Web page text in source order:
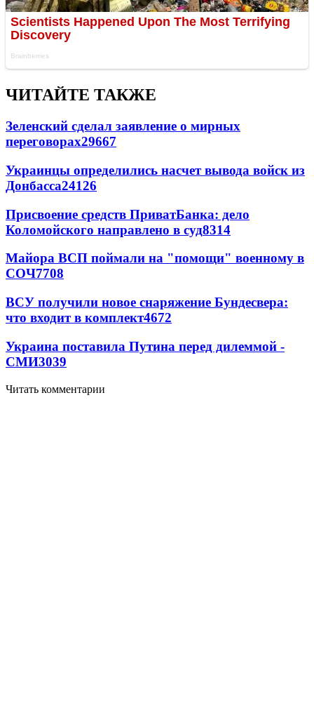
ЧИТАЙТЕ ТАКЖЕ
Зеленский сделал заявление о мирных
переговорах29667
Украинцы определились насчет вывода войск из
Донбасса24126
Присвоение средств ПриватБанка: дело
Коломойского направлено в суд8314
Майора ВСП поймали на "помощи" военному в
СОЧ7708
ВСУ получили новое снаряжение Бундесвера:
что входит в комплект4672
Украина поставила Путина перед дилеммой -
СМИ3039
Читать комментарии